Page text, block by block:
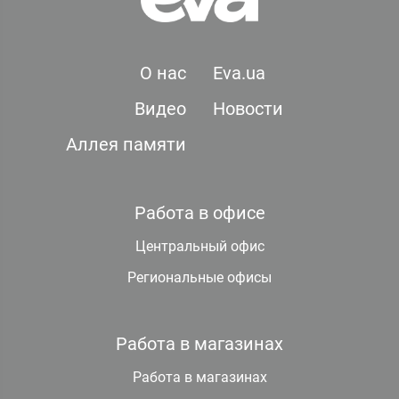
О нас
Eva.ua
Видео
Новости
Аллея памяти
Работа в офисе
Центральный офис
Региональные офисы
Работа в магазинах
Работа в магазинах